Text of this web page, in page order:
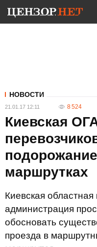
НОВОСТИ
21.01.17 12:11 8 524
Киевская
маршрутках
Киевская областная
администрация
обосновать
проезда в